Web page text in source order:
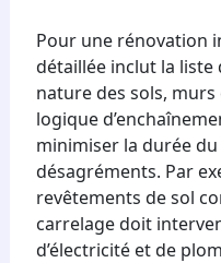
Pour une rénovation
détaillée inclut la liste
nature des sols,
logique
minimiser la durée
désagréments. Par
revêtements de sol
carrelage doit
d’électricité et de